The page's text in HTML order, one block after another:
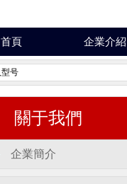
首頁 企業介紹
關于我們
企業簡介